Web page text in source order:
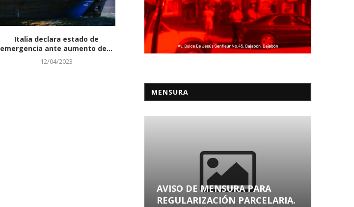
Italia declara estado de
emergencia ante aumento de...
12/04/2023
Kenia comienza a retirar policías
de su misión
México: Xóchitl Gálvez
triunfo de Sheinbaum,
MENSURA
AVISO DE MENSURA PARA
REGULARIZACIÓN PARCELARIA.